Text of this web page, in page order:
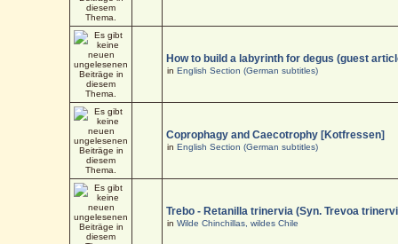
How to build a labyrinth for degus (guest
inEnglish Section (German subtitles)
Coprophagy and Caecotrophy [Kotfressen]
inEnglish Section (German subtitles)
Trebo - Retanilla trinervia (Syn. Trevoa
inWilde Chinchillas, wildes Chile